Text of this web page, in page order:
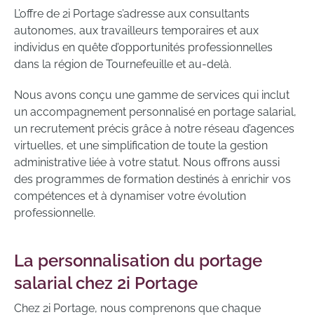
L’offre de 2i Portage s’adresse aux consultants
autonomes, aux travailleurs temporaires et aux
individus en quête d’opportunités professionnelles
dans la région de Tournefeuille et au-delà.
Nous avons conçu une gamme de services qui inclut
un accompagnement personnalisé en portage salarial,
un recrutement précis grâce à notre réseau d’agences
virtuelles, et une simplification de toute la gestion
administrative liée à votre statut. Nous offrons aussi
des programmes de formation destinés à enrichir vos
compétences et à dynamiser votre évolution
professionnelle.
La personnalisation du portage
salarial chez 2i Portage
Chez 2i Portage, nous comprenons que chaque